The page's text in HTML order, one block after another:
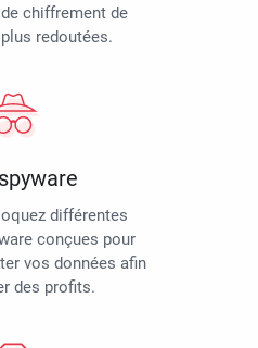
chiffrement de
redoutées.
différentes
conçues pour
vos données afin
des profits.